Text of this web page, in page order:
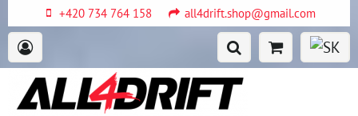
+420 734 764 158 all4drift.shop@gmail.com